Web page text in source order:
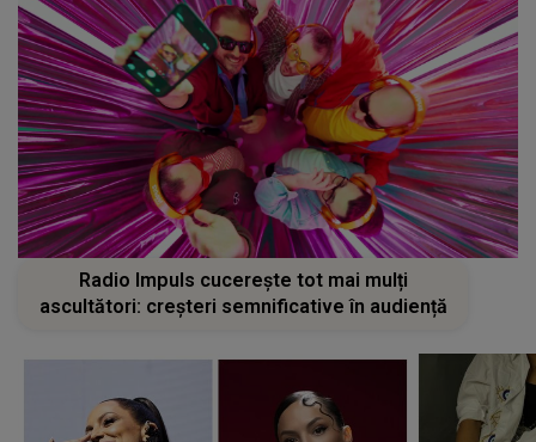
Radio Impuls cucerește tot mai mulți
ascultători: creșteri semnificative în audiență